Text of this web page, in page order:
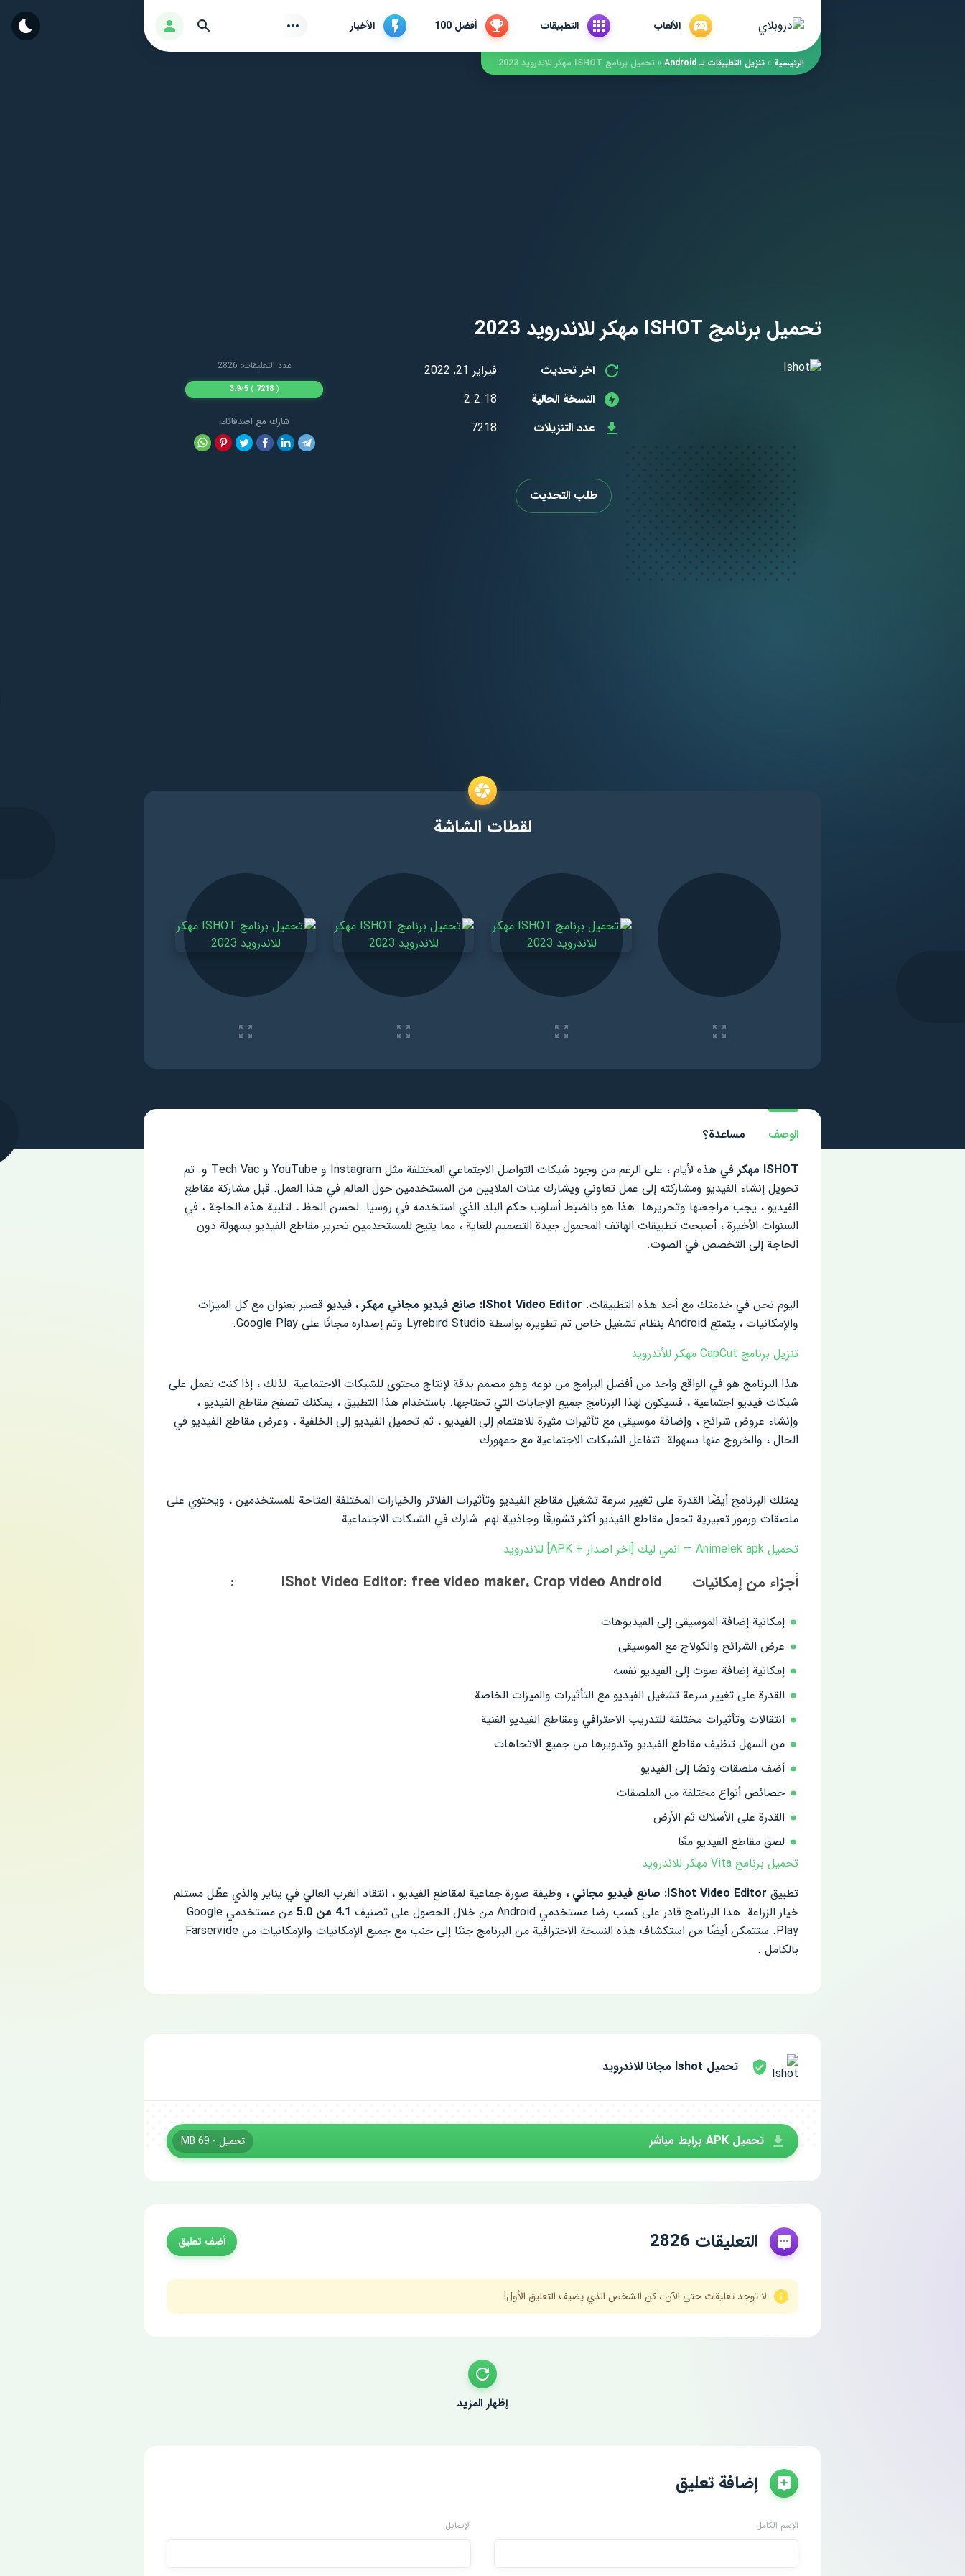
الألعاب التطبيقات أفضل 100 الأخبار تسجيل الدخول بحث
الرئيسية » ​تنزيل التطبيقات لـ ​Android » تحميل برنامج ISHOT مهكر للاندرويد 2023
تحميل برنامج ISHOT مهكر للاندرويد 2023
اخر تحديث
فبراير 21, 2022
النسخة الحالية
2.2.18
عدد التنزيلات
7218
عدد التعليقات: 2826
(
7218
)
3.9/5
شارك مع اصدقائك
طلب التحديث
لقطات الشاشة
الوصف
مساعدة؟
ISHOT مهكر
في هذه لأيام ، على الرغم من وجود شبكات التواصل الاجتماعي المختلفة مثل Instagram و YouTube و Tech Vac و. تم
تحويل إنشاء الفيديو ومشاركته إلى عمل تعاوني ويشارك مئات الملايين من المستخدمين حول العالم في هذا العمل. قبل مشاركة مقاطع
الفيديو ، يجب مراجعتها وتحريرها. هذا هو بالضبط أسلوب حكم البلد الذي استخدمه في روسيا. لحسن الحظ ، لتلبية هذه الحاجة ، في
السنوات الأخيرة ، أصبحت تطبيقات الهاتف المحمول جيدة التصميم للغاية ، مما يتيح للمستخدمين تحرير مقاطع الفيديو بسهولة دون
الحاجة إلى التخصص في الصوت.
اليوم نحن في خدمتك مع أحد هذه التطبيقات. IShot Video Editor: صانع فيديو مجاني مهكر ، فيديو
قصير بعنوان مع كل الميزات
والإمكانيات ، يتمتع Android بنظام تشغيل خاص تم تطويره بواسطة Lyrebird Studio وتم إصداره مجانًا على Google Play.
تنزيل برنامج CapCut مهكر للأندرويد
هذا البرنامج هو في الواقع واحد من أفضل البرامج من نوعه وهو مصمم بدقة لإنتاج محتوى للشبكات الاجتماعية. لذلك ، إذا كنت تعمل على
شبكات فيديو اجتماعية ، فسيكون لهذا البرنامج جميع الإجابات التي تحتاجها. باستخدام هذا التطبيق ، يمكنك تصفح مقاطع الفيديو ،
وإنشاء عروض شرائح ، وإضافة موسيقى مع تأثيرات مثيرة للاهتمام إلى الفيديو ، ثم تحميل الفيديو إلى الخلفية ، وعرض مقاطع الفيديو في
الحال ، والخروج منها بسهولة. تتفاعل الشبكات الاجتماعية مع جمهورك.
يمتلك البرنامج أيضًا القدرة على تغيير سرعة تشغيل مقاطع الفيديو وتأثيرات الفلاتر والخيارات المختلفة المتاحة للمستخدمين ، ويحتوي على
ملصقات ورموز تعبيرية تجعل مقاطع الفيديو أكثر تشويقًا وجاذبية لهم. شارك في الشبكات الاجتماعية.
تحميل Animelek apk — انمي ليك [اخر اصدار + APK] للاندرويد
أجزاء من إمكانيات IShot Video Editor: free video maker، Crop video Android
:
إمكانية إضافة الموسيقى إلى الفيديوهات
عرض الشرائح والكولاج مع الموسيقى
إمكانية إضافة صوت إلى الفيديو نفسه
القدرة على تغيير سرعة تشغيل الفيديو مع التأثيرات والميزات الخاصة
انتقالات وتأثيرات مختلفة للتدريب الاحترافي ومقاطع الفيديو الفنية
من السهل تنظيف مقاطع الفيديو وتدويرها من جميع الاتجاهات
أضف ملصقات ونصًا إلى الفيديو
خصائص أنواع مختلفة من الملصقات
القدرة على الأسلاك ثم الأرض
لصق مقاطع الفيديو معًا
تحميل برنامج Vita مهكر للاندرويد
تطبيق IShot Video Editor: صانع فيديو مجاني ،
وظيفة صورة جماعية لمقاطع الفيديو ، انتقاد الغرب العالي في يناير والذي عطّل مستلم
خيار الزراعة. هذا البرنامج قادر على كسب رضا مستخدمي Android من خلال الحصول على تصنيف
4.1 من 5.0
من مستخدمي Google
Play. ستتمكن أيضًا من استكشاف هذه النسخة الاحترافية من البرنامج جنبًا إلى جنب مع جميع الإمكانيات والإمكانيات من Farservide
بالكامل .
تحميل Ishot مجانا للاندرويد
تحميل APK برابط مباشر تحميل - 69 MB
التعليقات 2826 أضف تعليق
لا توجد تعليقات حتى الآن ، كن الشخص الذي يضيف التعليق الأول!
إظهار المزيد
إضافة تعليق
الإسم الكامل الإيمايل